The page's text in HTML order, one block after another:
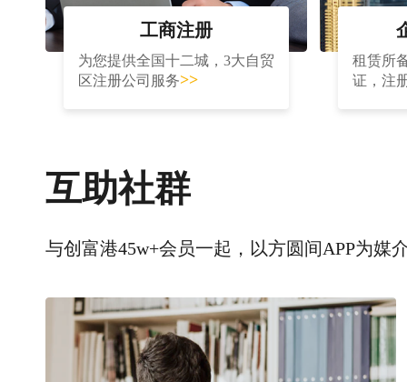
工商注册
为您提供全国十二城，3大自贸
区注册公司服务>>
租赁所
证，注
互助社群
与创富港45w+会员一起，以方圆间APP为媒